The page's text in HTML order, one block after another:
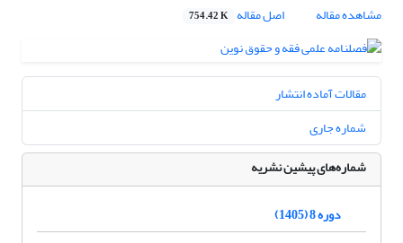
مشاهده مقاله
اصل مقاله 754.42 K
مقالات آماده انتشار
شماره جاری
شماره‌های پیشین نشریه
دوره 8 (1405)